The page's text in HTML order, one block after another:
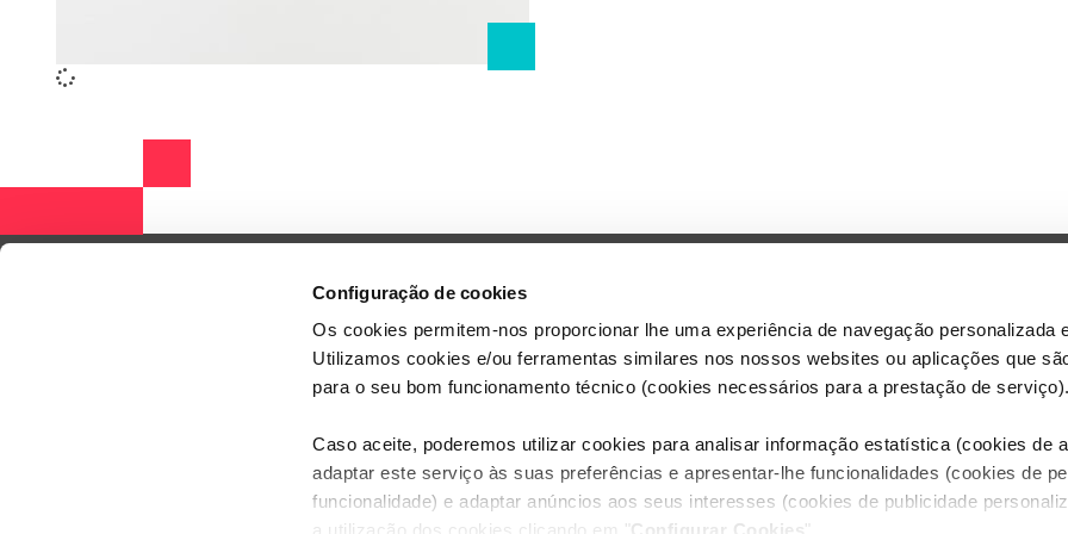
Configuração de cookies
Os cookies permitem-nos proporcionar lhe uma experiência de navegação personalizada
Utilizamos cookies e/ou ferramentas similares nos nossos websites ou aplicações que
para o seu bom funcionamento técnico (cookies necessários para a prestação de serviço).
Caso aceite, poderemos utilizar cookies para analisar informação estatística (cookies de
adaptar este serviço às suas preferências e apresentar-lhe funcionalidades (cookies de
funcionalidade) e adaptar anúncios aos seus interesses (cookies de publicidade
Dreamia
Aviso legal
Política de
Política de
Configurar